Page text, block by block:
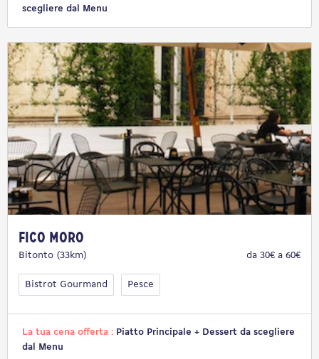
scegliere dal Menu
Fico Moro
Bitonto (33km) da 30€ a 60€
Bistrot Gourmand Pesce
La tua cena offerta : Piatto Principale + Dessert da scegliere
dal Menu